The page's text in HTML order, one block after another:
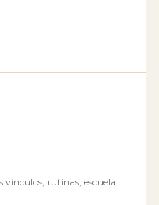
vínculos, rutinas, escuela